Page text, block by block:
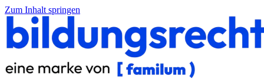
Zum Inhalt springen